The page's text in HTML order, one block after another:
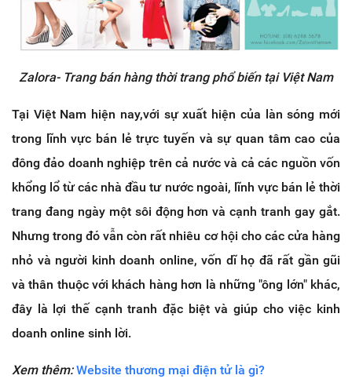
Zalora- Trang bán hàng thời trang phổ biến tại Việt Nam
Tại Việt Nam hiện nay,với sự xuất hiện của làn sóng mới
trong lĩnh vực bán lẻ trực tuyến và sự quan tâm cao của
đông đảo doanh nghiệp trên cả nước và cả các nguồn vốn
khổng lổ từ các nhà đầu tư nước ngoài, lĩnh vực bán lẻ thời
trang đang ngày một sôi động hơn và cạnh tranh gay gắt.
Nhưng trong đó vẫn còn rất nhiêu cơ hội cho các cửa hàng
nhỏ và người kinh doanh online, vốn dĩ họ đã rất gần gũi
và thân thuộc với khách hàng hơn là những "ông lớn" khác,
đây là lợi thế cạnh tranh đặc biệt và giúp cho việc kinh
doanh online sinh lời.
Xem thêm:Website thương mại điện tử là gì?